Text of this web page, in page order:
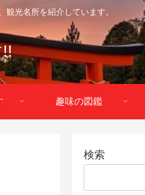
光名所を紹介しています。
趣味の図鑑
検索